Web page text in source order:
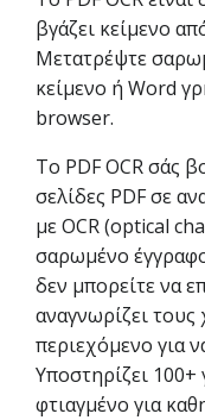
βγάζει κείμενο
Μετατρέψτε
κείμενο ή Word
browser.
Το PDF OCR σάς
σελίδες PDF σε
με OCR (optical
σαρωμένο
δεν μπορείτε να
αναγνωρίζει τους
περιεχόμενο για
Υποστηρίζει 100+
φτιαγμένο για